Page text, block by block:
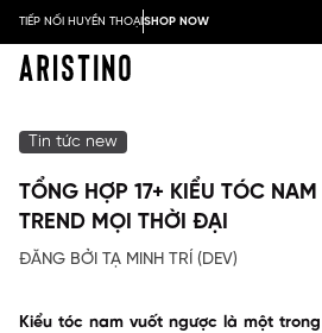
TIẾP NỐI HUYỀN THOẠISHOP NOW
Tin tức new
TỔNG HỢP 17+ KIỂU TÓC
TREND MỌI THỜI ĐẠI
ĐĂNG BỞI TẠ MINH TRÍ (DEV)
Kiểu tóc nam vuốt ngược là một